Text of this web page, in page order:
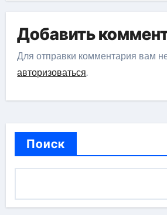
Добавить
Для отправки комментария вам
авторизоваться.
Поиск